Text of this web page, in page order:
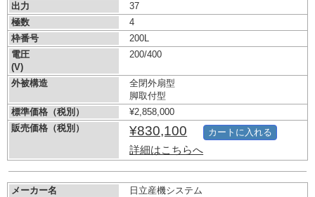
出力
37
極数
4
枠番号
200L
電圧
(V)
200/400
外被構造
全閉外扇型
脚取付型
標準価格（税別）
¥2,858,000
販売価格（税別）
¥830,100
詳細はこちらへ
カートに入れる
メーカー名
日立産機システム